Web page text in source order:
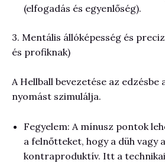
(elfogadás és egyenlőség).
3. Mentális állóképesség és
és profiknak)
A Hellball bevezetése az edzésbe
nyomást szimulálja.
Fegyelem: A mínusz pontok
a felnőtteket, hogy a düh vagy
kontraproduktív. Itt a